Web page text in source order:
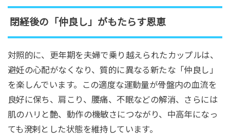
閉経後の「仲良し」がもたらす恩恵
対照的に、更年期を夫婦で乗り越えられたカップルは、
避妊の心配がなくなり、質的に異なる新たな「仲良し」
を楽しんでいます。この適度な運動量が骨盤内の血流を
良好に保ち、肩こり、腰痛、不眠などの解消、さらには
肌のハリと艶、動作の機敏さにつながり、中高年になっ
ても溌剌とした状態を維持しています。